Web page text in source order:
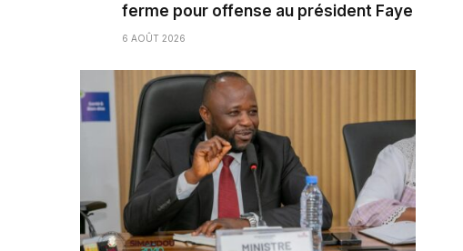
ferme pour offense au président Faye
6 AOÛT 2026